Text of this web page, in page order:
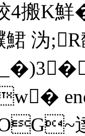
4搬K
鮶 沩